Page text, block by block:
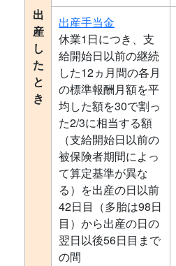
出
産
し
た
と
き
出産手当金
休業1日につき、支
給開始日以前の継続
した12ヵ月間の各月
の標準報酬月額を平
均した額を30で割っ
た2/3に相当する額
（支給開始日以前の
被保険者期間によっ
て算定基準が異な
る）を出産の日以前
42日目（多胎は98日
目）から出産の日の
翌日以後56日目まで
の間